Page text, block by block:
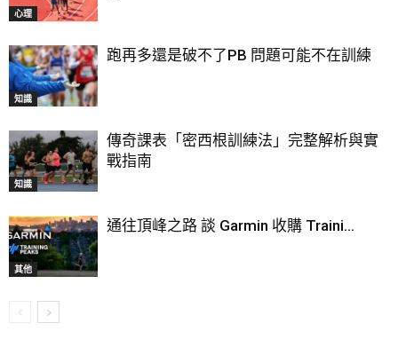
心理
知識
跑再多還是破不了PB 問題可能不在訓練
知識
傳奇課表「密西根訓練法」完整解析與實
戰指南
其他
通往頂峰之路 談 Garmin 收購 Traini...